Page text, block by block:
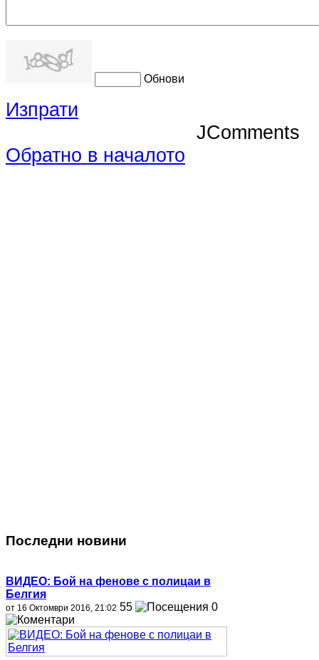
Обнови
Изпрати
JComments
Обратно в началото
Последни новини
ВИДЕО: Бой на фенове с полицаи в
Белгия
от 16 Октомври 2016, 21:02 55 0